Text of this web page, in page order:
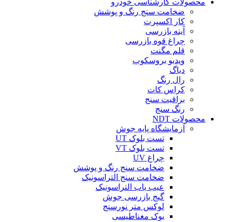
ضخامت سنج رنگ و پوشش
کار اکسپرت
آینه بازرسی
چراغ قوه بازرسی
قلم مگنت
ویدیو بروسکوپ
دیاگ
رال رنگ
کراس کات
براقیت سنج
رنگ سنج
محصولات NDT
آزمایشگاه پایه جوش
تست بلوک UT
تست بلوک VT
چراغ UV
ضخامت سنج رنگ و پوشش
ضخامت سنج التراسونیک
عیب یاب التراسونیک
گیج بازرسی جوش
لوکس متر نورسنج
یوک مغناطیسی